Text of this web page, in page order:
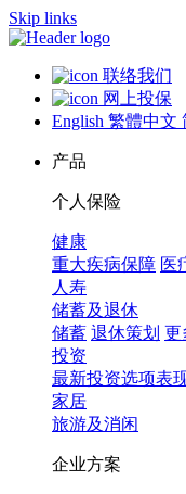
Skip links
联络我们
网上投保
English 繁體中文
产品
个人保险
健康
重大疾病保障 医
人寿
储蓄及退休
储蓄 退休策划 更
投资
最新投资选项表
家居
旅游及消闲
企业方案